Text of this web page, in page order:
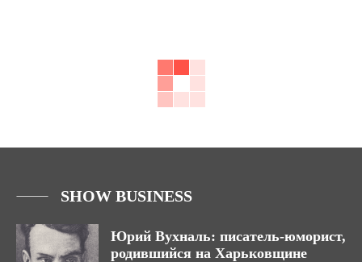
SHOW BUSINESS
Юрий Вухналь: писатель-юморист,
родившийся на Харьковщине